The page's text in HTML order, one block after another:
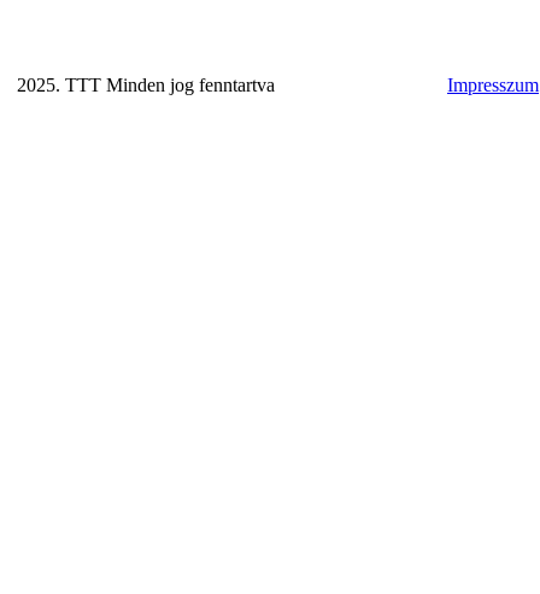
2025. TTT Minden jog fenntartva Impresszum